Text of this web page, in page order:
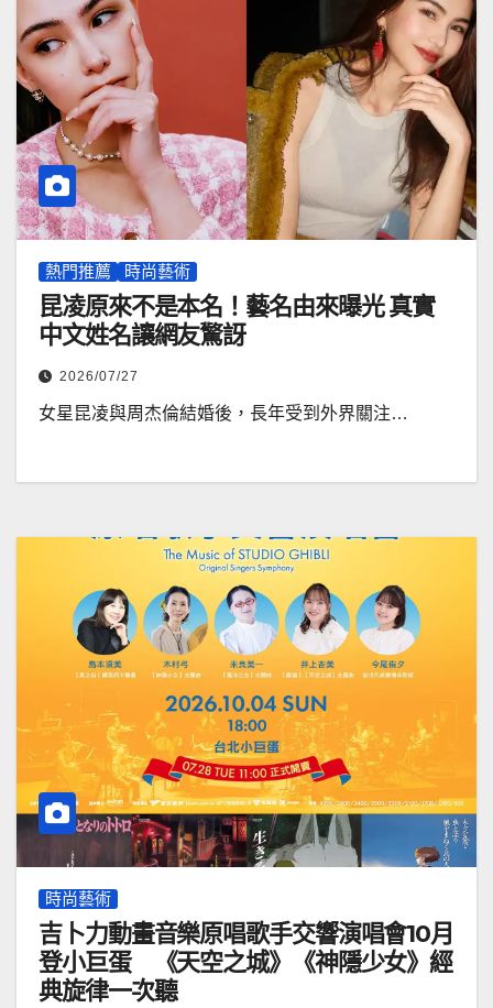
熱門推薦 時尚藝術
昆凌原來不是本名！藝名由來曝光 真實
中文姓名讓網友驚訝
2026/07/27
女星昆凌與周杰倫結婚後，長年受到外界關注…
時尚藝術
吉卜力動畫音樂原唱歌手交響演唱會10月
登小巨蛋 《天空之城》《神隱少女》經
典旋律一次聽